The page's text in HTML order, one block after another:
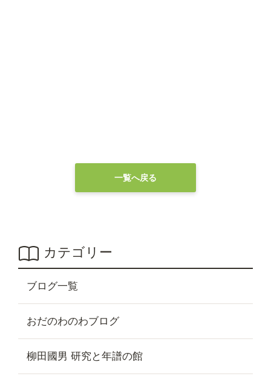
一覧へ戻る
カテゴリー
ブログ一覧
おだのわのわブログ
柳田國男 研究と年譜の館